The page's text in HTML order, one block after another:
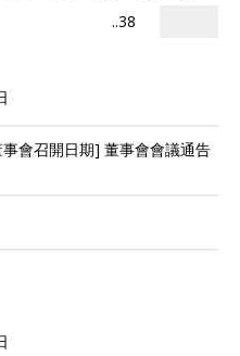
..38
會召開日期] 董事會會議通告